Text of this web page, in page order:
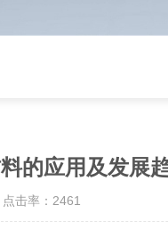
的应用及发展
击率：2461